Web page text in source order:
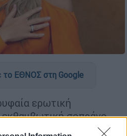
το ΕΘΝΟΣ στη Google
ερωτική
εκθαμβωτική σοπράνο